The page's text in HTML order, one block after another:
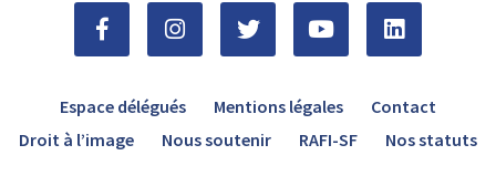
Espace délégués Mentions légales
Contact
Droit à l’image
Nous soutenir RAFI-SF Nos statuts